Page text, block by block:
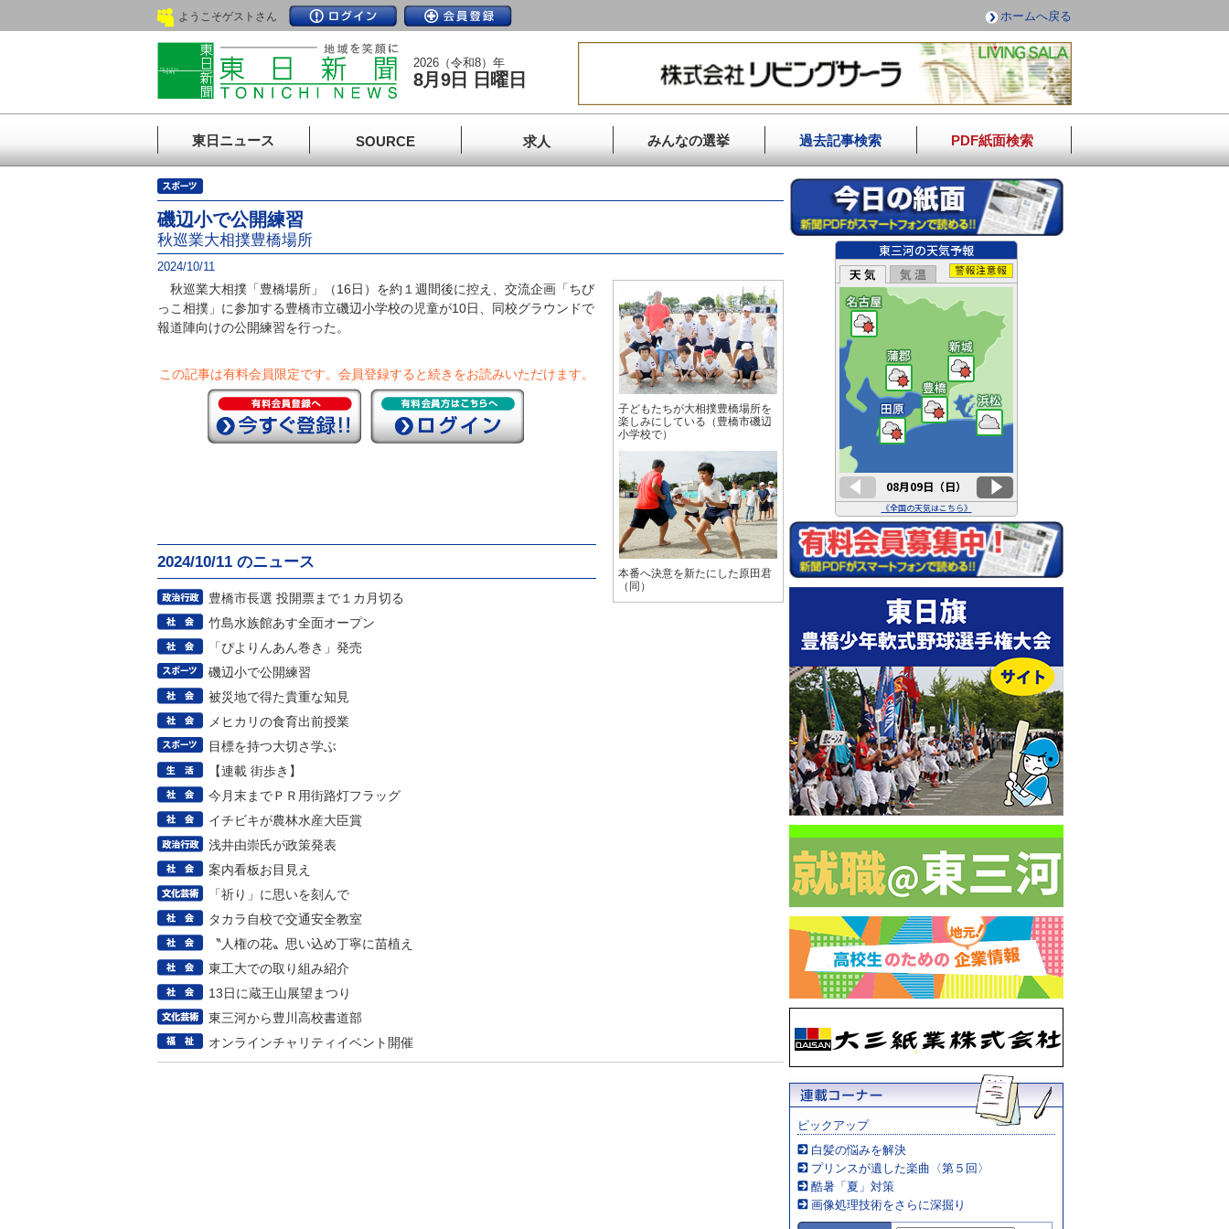
ようこそゲストさん ホームへ戻る
2026（令和8）年
8月9日 日曜日
東日ニュース SOURCE 求人 みんなの選挙 過去記事検索 PDF紙面検索
磯辺小で公開練習
秋巡業大相撲豊橋場所
2024/10/11
秋巡業大相撲「豊橋場所」（16日）を約１週間後に控え、交流企画「ちび
っこ相撲」に参加する豊橋市立磯辺小学校の児童が10日、同校グラウンドで
報道陣向けの公開練習を行った。
この記事は有料会員限定です。 会員登録すると続きをお読みいただけます。
2024/10/11 のニュース
豊橋市長選 投開票まで１カ月切る
竹島水族館あす全面オープン
「ぴよりんあん巻き」発売
磯辺小で公開練習
被災地で得た貴重な知見
メヒカリの食育出前授業
目標を持つ大切さ学ぶ
【連載 街歩き】
今月末までＰＲ用街路灯フラッグ
イチビキが農林水産大臣賞
浅井由崇氏が政策発表
案内看板お目見え
「祈り」に思いを刻んで
タカラ自校で交通安全教室
〝人権の花〟思い込め丁寧に苗植え
東工大での取り組み紹介
13日に蔵王山展望まつり
東三河から豊川高校書道部
オンラインチャリティイベント開催
子どもたちが大相撲豊橋場所を
楽しみにしている（豊橋市磯辺
小学校で）
本番へ決意を新たにした原田君
（同）
ピックアップ
白髪の悩みを解決
プリンスが遺した楽曲〈第５回〉
酷暑「夏」対策
画像処理技術をさらに深掘り